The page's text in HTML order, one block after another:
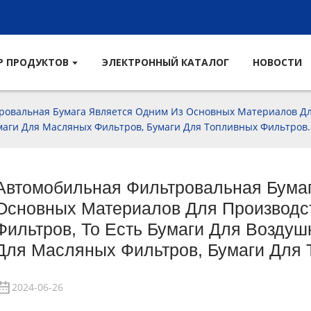
ПРОДУКТОВ ЭЛЕКТРОННЫЙ КАТАЛОГ НОВОСТИ
Бумага Является Одним Из Основных Материалов
Для Масляных Фильтров, Бумаги Для Топливных Фильтров.
Фильтровальная
Материалов Для
То Есть Бумаги Для
Масляных Фильтров, Бумаги Для
2024-06-26